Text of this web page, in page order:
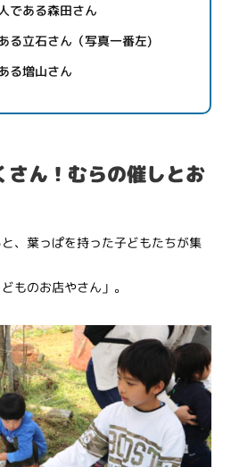
である森田さん
る立石さん（写真一番左)
る増山さん
さん！むらの催しとお
、葉っぱを持った子どもたちが集
ものお店やさん」。